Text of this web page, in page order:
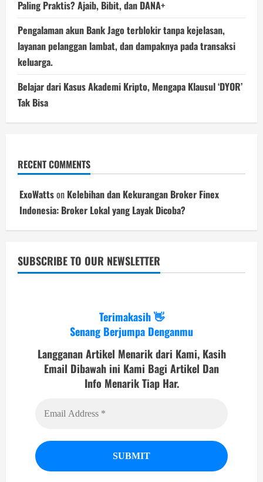
Paling Praktis? Ajaib, Bibit, dan DANA+
Pengalaman akun Bank Jago terblokir tanpa kejelasan,
layanan pelanggan lambat, dan dampaknya pada transaksi
keluarga.
Belajar dari Kasus Akademi Kripto, Mengapa Klausul ‘DYOR’
Tak Bisa
RECENT COMMENTS
ExoWattson Kelebihan dan Kekurangan Broker Finex
Indonesia: Broker Lokal yang Layak Dicoba?
SUBSCRIBE TO OUR NEWSLETTER
Terimakasih 👋
Senang Berjumpa Denganmu
Langganan Artikel Menarik dari Kami, Kasih
Email Dibawah ini Kami Bagi Artikel Dan
Info Menarik Tiap Har.